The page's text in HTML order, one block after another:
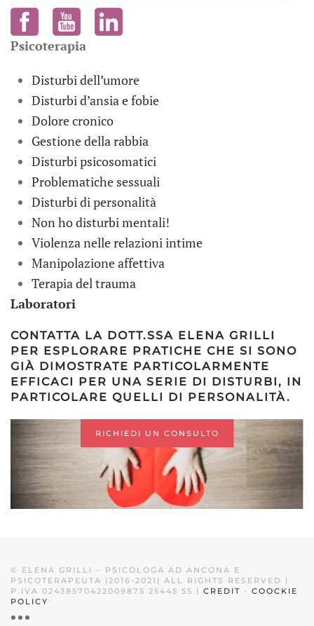
Psicoterapia
Disturbi dell’umore
Disturbi d’ansia e fobie
Dolore cronico
Gestione della rabbia
Disturbi psicosomatici
Problematiche sessuali
Disturbi di personalità
Non ho disturbi mentali!
Violenza nelle relazioni intime
Manipolazione affettiva
Terapia del trauma
Laboratori
CONTATTA LA DOTT.SSA ELENA GRILLI
PER ESPLORARE PRATICHE CHE SI SONO
GIÀ DIMOSTRATE PARTICOLARMENTE
EFFICACI PER UNA SERIE DI DISTURBI, IN
PARTICOLARE QUELLI DI PERSONALITÀ.
RICHIEDI UN CONSULTO
© ELENA GRILLI – PSICOLOGA AD ANCONA E
PSICOTERAPEUTA |2016-2021| ALL RIGHTS RESERVED |
P.IVA 02438570422009875 25445 55 | CREDIT - COOCKIE
POLICY